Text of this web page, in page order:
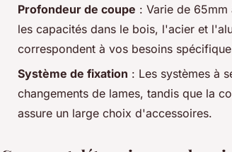
Profondeur de coupe : Varie de 65mm
les capacités dans le bois, l'acier et
correspondent à vos besoins
Système de fixation : Les systèmes à
changements de lames, tandis que la
assure un large choix d'accessoires.